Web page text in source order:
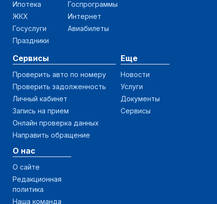
Ипотека
ЖКХ
Госуслуги
Праздники
Госпрограммы
Интернет
Авиабилеты
Сервисы
Проверить авто по номеру
Проверить задолженность
Личный кабинет
Запись на прием
Онлайн проверка данных
Направить обращение
Еще
Новости
Услуги
Документы
Сервисы
О нас
О сайте
Редакционная
политика
Наша команда